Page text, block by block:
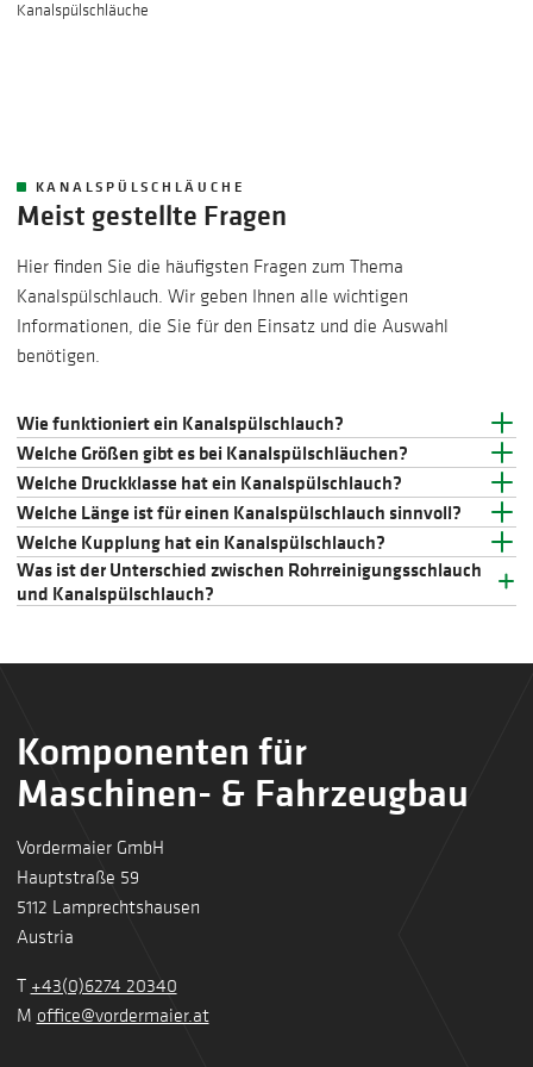
Kanalspülschläuche
KANALSPÜLSCHLÄUCHE
Meist gestellte Fragen
Hier finden Sie die häufigsten Fragen zum Thema
Kanalspülschlauch. Wir geben Ihnen alle wichtigen
Informationen, die Sie für den Einsatz und die Auswahl
benötigen.
Wie funktioniert ein Kanalspülschlauch?
Welche Größen gibt es bei Kanalspülschläuchen?
Welche Druckklasse hat ein Kanalspülschlauch?
Welche Länge ist für einen Kanalspülschlauch sinnvoll?
Welche Kupplung hat ein Kanalspülschlauch?
Was ist der Unterschied zwischen Rohrreinigungsschlauch
und Kanalspülschlauch?
Komponenten für
Maschinen- & Fahrzeugbau
Vordermaier GmbH
Hauptstraße 59
5112 Lamprechtshausen
Austria
T +43(0)6274 20340
M office@vordermaier.at